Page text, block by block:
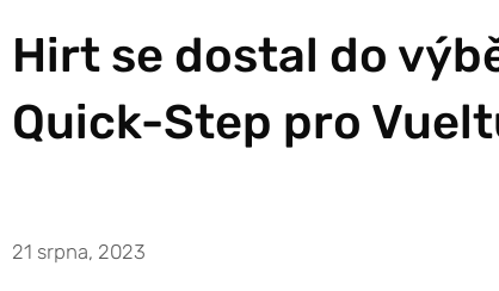
Hirt se dostal do
Quick-Step pro
21 srpna, 2023